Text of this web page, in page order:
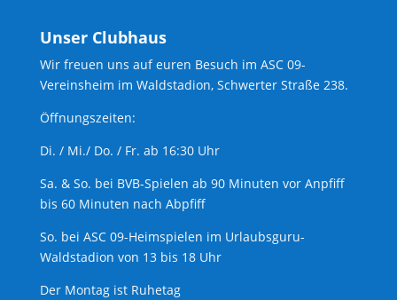
Unser Clubhaus
Wir freuen uns auf euren Besuch im ASC 09-
Vereinsheim im Waldstadion, Schwerter Straße 238.
Öffnungszeiten:
Di. / Mi./ Do. / Fr. ab 16:30 Uhr
Sa. & So. bei BVB-Spielen ab 90 Minuten vor Anpfiff
bis 60 Minuten nach Abpfiff
So. bei ASC 09-Heimspielen im Urlaubsguru-
Waldstadion von 13 bis 18 Uhr
Der Montag ist Ruhetag